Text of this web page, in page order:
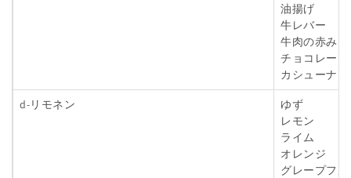
油揚げ
牛レバー
牛肉の赤み
チョコレート
カシューナ
d-リモネン
ゆず
レモン
ライム
オレンジ
グレープフ